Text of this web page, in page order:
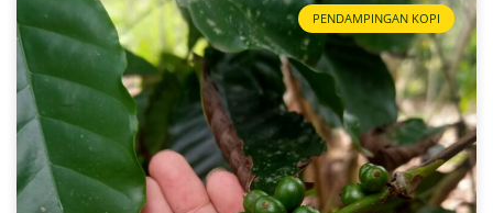
PENDAMPINGAN KOPI